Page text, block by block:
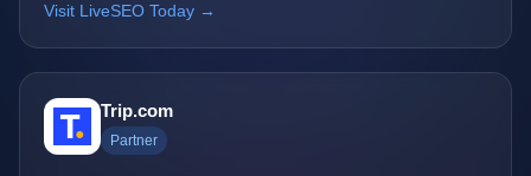
Visit LiveSEO Today →
Trip.com
Partner